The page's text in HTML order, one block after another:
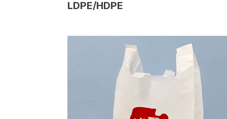
LDPE/HDPE